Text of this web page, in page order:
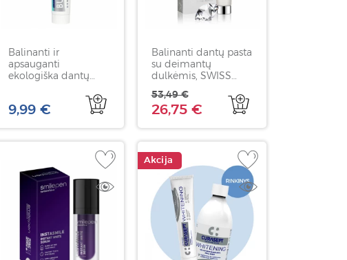
Balinanti ir
apsauganti
ekologiška dantų
Whitening & Care, 75
9,99 €
Balinanti dantų pasta
su deimantų
dulkėmis, SWISS
Glow, 75ml
26,75 €
53,49 €
Akcija